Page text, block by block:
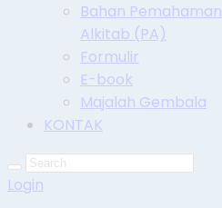
Bahan Pemahaman
Alkitab (PA)
Formulir
E-book
Majalah Gembala
KONTAK
Login